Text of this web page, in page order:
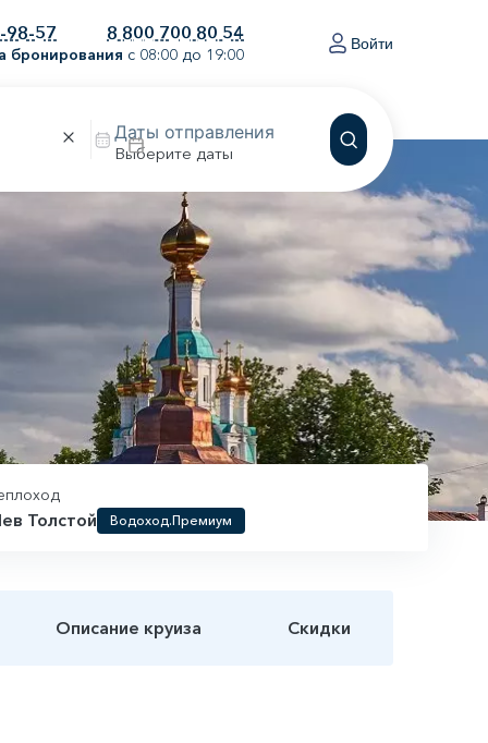
98-57 8 800 700 80 54
бронирования с 08:00 до 19:00
Войти
Выберите даты
Толстой Водоход.Премиум
Описание круиза Скидки